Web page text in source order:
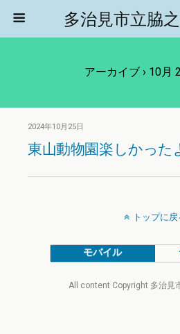
多治見市立脇
アーカイブ › 10月
2024年10月25日
東山動物園楽しかった
トップに戻
モバイル
All content Copyright 多治見